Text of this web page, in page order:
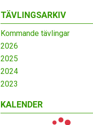
TÄVLINGSARKIV
Kommande tävlingar
2026
2025
2024
2023
KALENDER